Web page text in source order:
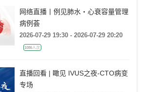
网络直播丨例见肺水・心衰容量管理
病例荟
2026-07-29 19:30 - 2026-07-29 20:20
1086人次
直播回看 | 瞰见 IVUS之夜-CTO病变
专场